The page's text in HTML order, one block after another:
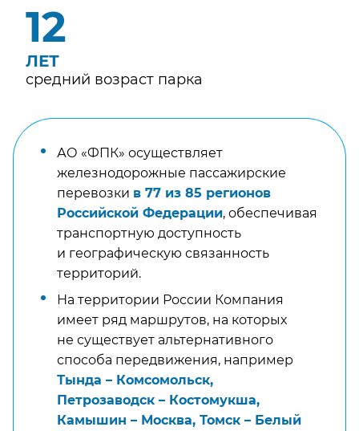
13
ЛЕТ
средний возраст парка
АО «ФПК» осуществляет
железнодорожные пассажирские
перевозки в 77 из 85 регионов
Российской Федерации, обеспечивая
транспортную доступность
и географическую связанность
территорий.
На территории России Компания
имеет ряд маршрутов, на которых
не существует альтернативного
способа передвижения, например
Тында – Комсомольск,
Петрозаводск – Костомукша,
Камышин – Москва, Томск – Белый